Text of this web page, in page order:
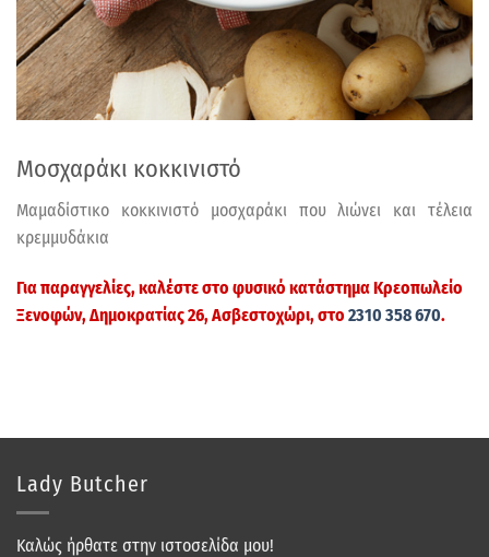
Μοσχαράκι κοκκινιστό
Μαμαδίστικο κοκκινιστό μοσχαράκι που λιώνει και τέλεια
κρεμμυδάκια
Για παραγγελίες, καλέστε στο φυσικό κατάστημαΚρεοπωλείο
Ξενοφών, Δημοκρατίας 26, Ασβεστοχώρι, στο 2310 358 670.
Lady Butcher
Καλώς ήρθατε στην ιστοσελίδα μου!